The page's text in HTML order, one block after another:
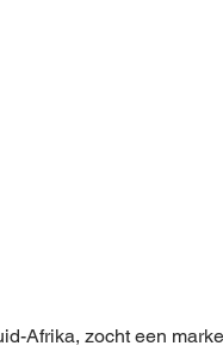
Afrika, zocht een